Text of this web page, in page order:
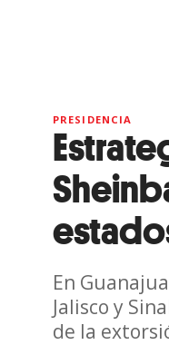
PRESIDENCIA
En
Jalisco y
de la